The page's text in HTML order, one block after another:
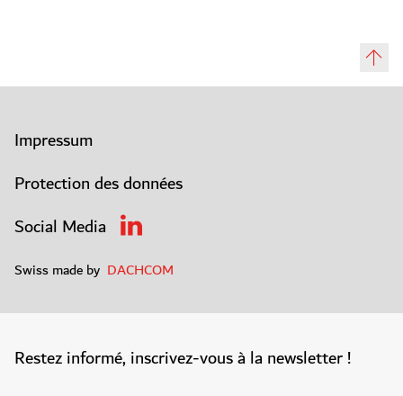
Impressum
Protection des données
Social Media
Swiss made by DACHCOM
Restez informé, inscrivez-vous à la newsletter !